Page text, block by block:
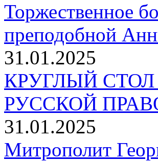
Торжественное
преподобной
31.01.2025
КРУГЛЫЙ
РУССКОЙ
31.01.2025
Митрополит